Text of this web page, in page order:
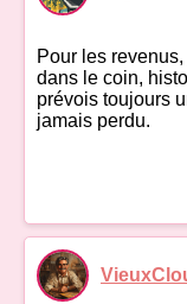
Pour les
dans le coin,
prévois toujours
jamais perdu.